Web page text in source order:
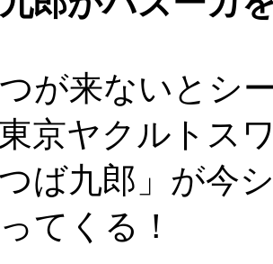
が来ないとシ
京ヤクルトス
つば九郎」が今
てくる！